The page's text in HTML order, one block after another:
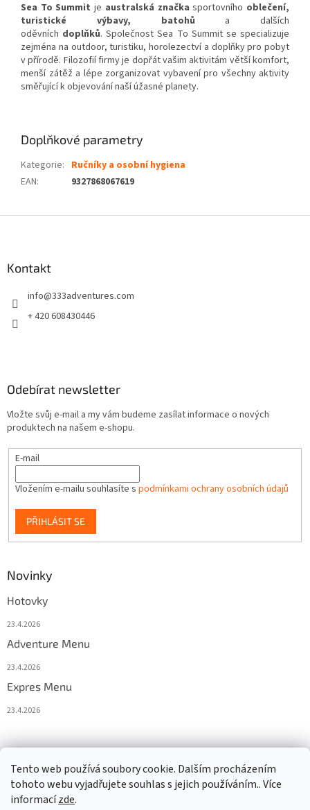
Tento web používá soubory cookie. Dalším procházením
tohoto webu vyjadřujete souhlas s jejich používáním.. Více
informacízde.
Sea To Summit je australská značka sportovního oblečení,
turistické výbavy, batohů
a dalších
oděvních doplňků. Společnost Sea To Summit se specializuje
zejména na outdoor, turistiku, horolezectví a doplňky pro pobyt
v přírodě. Filozofií firmy je dopřát vašim aktivitám větší komfort,
menší zátěž a lépe zorganizovat vybavení pro všechny aktivity
směřující k objevování naší úžasné planety.
Doplňkové parametry
Kategorie: Ručníky a osobní hygiena
EAN: 9327868067619
Kontakt
info@333adventures.com
+ 420 608430446
Odebírat newsletter
Vložte svůj e-mail a my vám budeme zasílat informace o nových
produktech na našem e-shopu.
E-mail
Vložením e-mailu souhlasíte s podmínkami ochrany osobních údajů
PŘIHLÁSIT SE
Novinky
Hotovky
23.4.2026
Adventure Menu
23.4.2026
Expres Menu
23.4.2026